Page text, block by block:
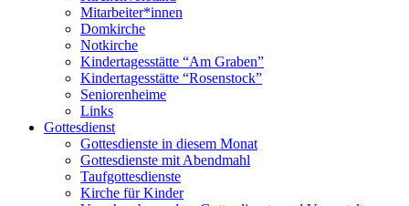
Mitarbeiter*innen
Domkirche
Notkirche
Kindertagesstätte “Am Graben”
Kindertagesstätte “Rosenstock”
Seniorenheime
Links
Gottesdienst
Gottesdienste in diesem Monat
Gottesdienste mit Abendmahl
Taufgottesdienste
Kirche für Kinder